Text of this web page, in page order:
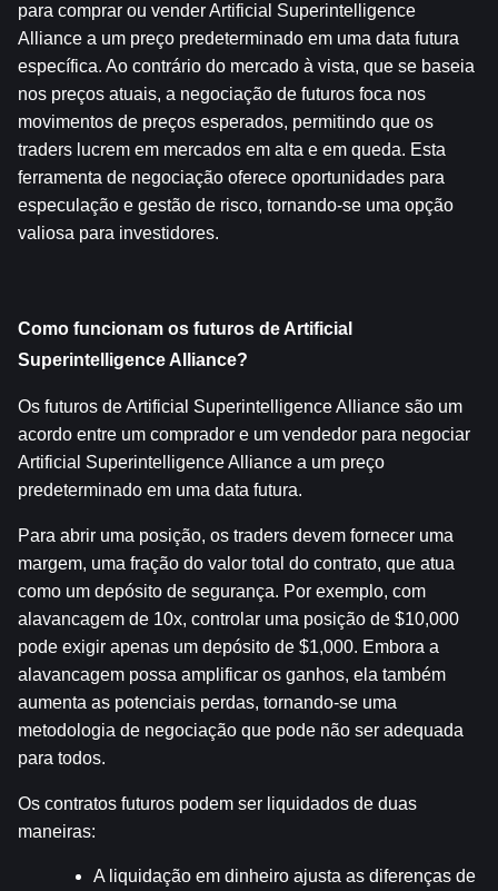
para comprar ou vender Artificial Superintelligence
Alliance a um preço predeterminado em uma data futura
específica. Ao contrário do mercado à vista, que se baseia
nos preços atuais, a negociação de futuros foca nos
movimentos de preços esperados, permitindo que os
traders lucrem em mercados em alta e em queda. Esta
ferramenta de negociação oferece oportunidades para
especulação e gestão de risco, tornando-se uma opção
valiosa para investidores.
Como funcionam os futuros de Artificial
Superintelligence Alliance?
Os futuros de Artificial Superintelligence Alliance são um
acordo entre um comprador e um vendedor para negociar
Artificial Superintelligence Alliance a um preço
predeterminado em uma data futura.
Para abrir uma posição, os traders devem fornecer uma
margem, uma fração do valor total do contrato, que atua
como um depósito de segurança. Por exemplo, com
alavancagem de 10x, controlar uma posição de $10,000
pode exigir apenas um depósito de $1,000. Embora a
alavancagem possa amplificar os ganhos, ela também
aumenta as potenciais perdas, tornando-se uma
metodologia de negociação que pode não ser adequada
para todos.
Os contratos futuros podem ser liquidados de duas
maneiras:
A liquidação em dinheiro ajusta as diferenças de